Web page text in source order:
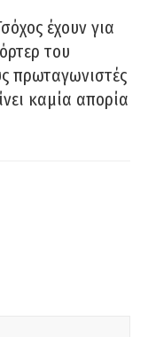
έχουν για
του
πρωταγωνιστές
καμία απορία